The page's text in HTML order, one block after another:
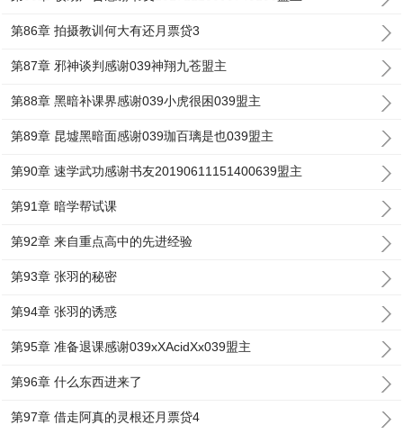
第86章 拍摄教训何大有还月票贷3
第87章 邪神谈判感谢039神翔九苍盟主
第88章 黑暗补课界感谢039小虎很困039盟主
第89章 昆墟黑暗面感谢039珈百璃是也039盟主
第90章 速学武功感谢书友20190611151400639盟主
第91章 暗学帮试课
第92章 来自重点高中的先进经验
第93章 张羽的秘密
第94章 张羽的诱惑
第95章 准备退课感谢039xXAcidXx039盟主
第96章 什么东西进来了
第97章 借走阿真的灵根还月票贷4